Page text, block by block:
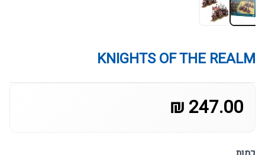
KNIGHTS OF THE REALM
247.00 ₪